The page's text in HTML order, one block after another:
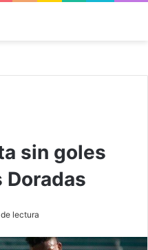
sin goles
lectura